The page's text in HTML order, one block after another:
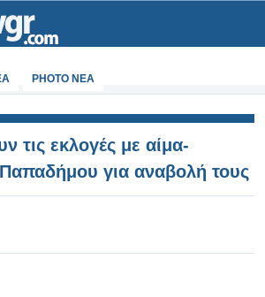
PHOTO NEA
τις εκλογές με αίμα-
για αναβολή τους